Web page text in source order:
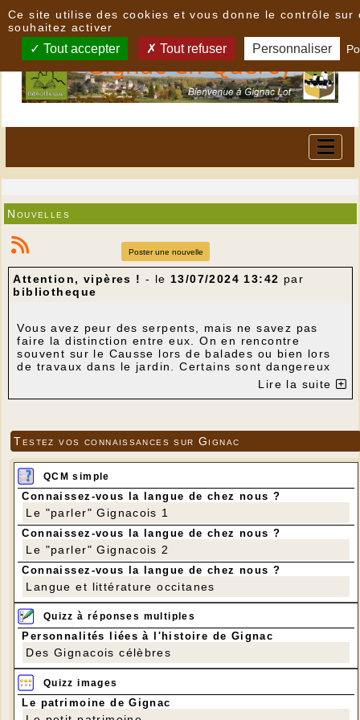
Nouvelles
Poster une nouvelle
Attention, vipères ! - le 13/07/2024 13:42 par
bibliotheque
Vous avez peur des serpents, mais ne savez pas
faire la distinction entre eux. On en rencontre
souvent sur le Causse lors de balades ou bien lors
de travaux dans le jardin. Certains sont dangereux
et d’autres non. Les couleuvres sont les serpents
les plus fréquents chez nous et elles sont
Couleuvre à collier (Photo RV réalisée sur le Pech
des Eoules)
Lire la suite
Testez vos connaissances sur Gignac
QCM simple
Connaissez-vous la langue de chez nous ?
Le "parler" Gignacois 1
Connaissez-vous la langue de chez nous ?
Le "parler" Gignacois 2
Connaissez-vous la langue de chez nous ?
Langue et littérature occitanes
Quizz à réponses multiples
Personnalités liées à l'histoire de Gignac
Des Gignacois célèbres
Quizz images
Le patrimoine de Gignac
Ce site utilise des cookies et vous donne le contrôle sur
souhaitez activer
Tout accepter Tout refuser Personnaliser